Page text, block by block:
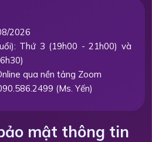
2026
Thứ 3 (19h00 - 21h00) và
qua nền tảng Zoom
(Ms. Yến)
mật thông tin